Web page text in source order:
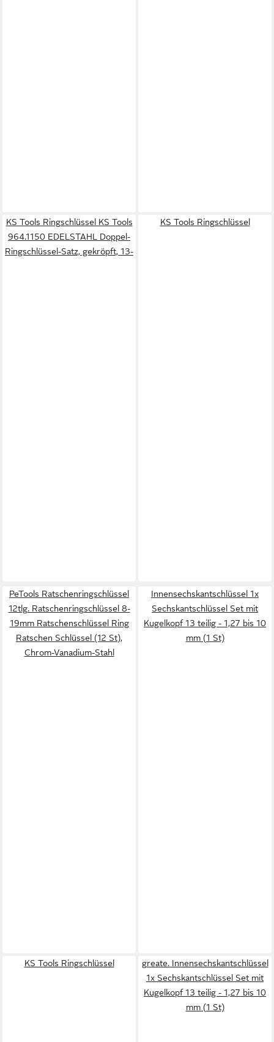
KS Tools Ringschlüssel KS Tools
964.1150 EDELSTAHL Doppel-
Ringschlüssel-Satz, gekröpft, 13-
KS Tools Ringschlüssel
PeTools Ratschenringschlüssel
12tlg. Ratschenringschlüssel 8-
19mm Ratschenschlüssel Ring
Ratschen Schlüssel (12 St),
Chrom-Vanadium-Stahl
Innensechskantschlüssel 1x
Sechskantschlüssel Set mit
Kugelkopf 13 teilig - 1,27 bis 10
mm (1 St)
KS Tools Ringschlüssel
greate. Innensechskantschlüssel
1x Sechskantschlüssel Set mit
Kugelkopf 13 teilig - 1,27 bis 10
mm (1 St)